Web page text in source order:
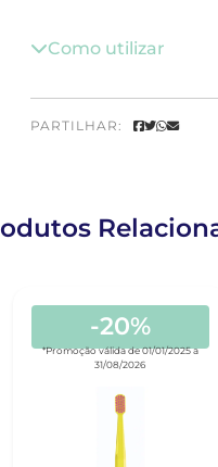
Como utilizar
PARTILHAR:
-20%
*Promoção válida de 01/01/2025 a
31/08/2026